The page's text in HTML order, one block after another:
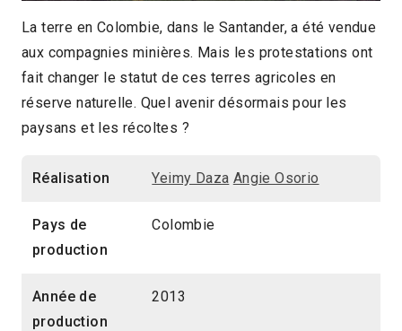
Yeimy Daza Angie Osorio Colombie
2013
2014 > Panorama Documentaire
La terre en Colombie, dans le Santander, a été vendue
aux compagnies minières. Mais les protestations ont
fait changer le statut de ces terres agricoles en
réserve naturelle. Quel avenir désormais pour les
paysans et les récoltes ?
Réalisation Yeimy Daza Angie Osorio
Pays de
production
Colombie
Année de
production
2013